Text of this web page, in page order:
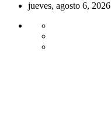
jueves, agosto 6, 2026